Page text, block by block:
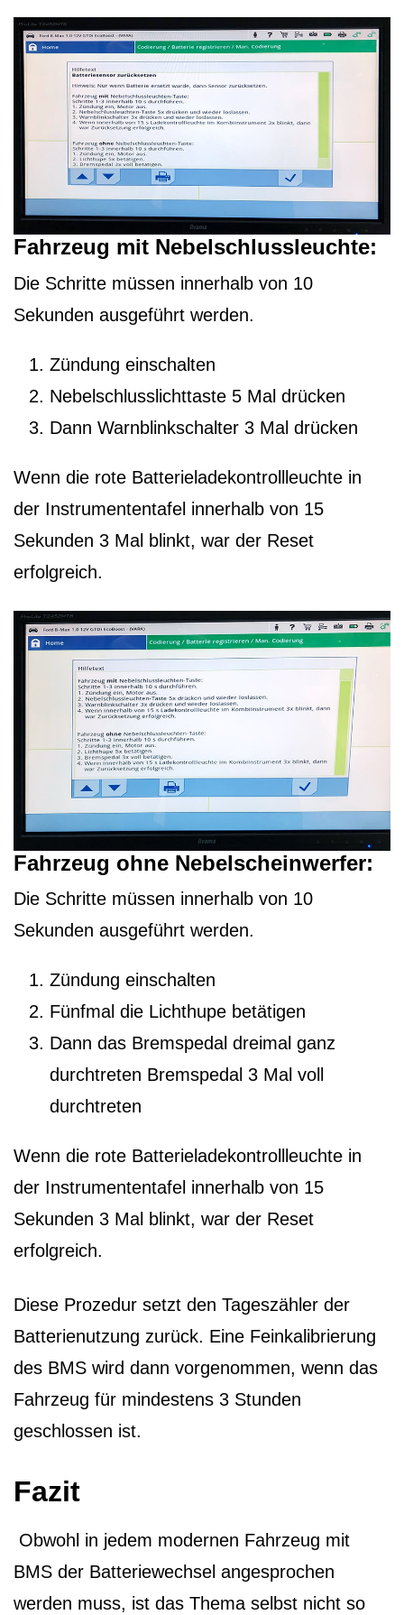
Fahrzeug mit Nebelschlussleuchte:
Die Schritte müssen innerhalb von 10
Sekunden ausgeführt werden.
Zündung einschalten
Nebelschlusslichttaste 5 Mal drücken
Dann Warnblinkschalter 3 Mal drücken
Wenn die rote Batterieladekontrollleuchte in
der Instrumententafel innerhalb von 15
Sekunden 3 Mal blinkt, war der Reset
erfolgreich.
Fahrzeug ohne Nebelscheinwerfer:
Die Schritte müssen innerhalb von 10
Sekunden ausgeführt werden.
Zündung einschalten
Fünfmal die Lichthupe betätigen
Dann das Bremspedal dreimal ganz
durchtreten Bremspedal 3 Mal voll
durchtreten
Wenn die rote Batterieladekontrollleuchte in
der Instrumententafel innerhalb von 15
Sekunden 3 Mal blinkt, war der Reset
erfolgreich.
Diese Prozedur setzt den Tageszähler der
Batterienutzung zurück. Eine Feinkalibrierung
des BMS wird dann vorgenommen, wenn das
Fahrzeug für mindestens 3 Stunden
geschlossen ist.
Fazit
Obwohl in jedem modernen Fahrzeug mit
BMS der Batteriewechsel angesprochen
werden muss, ist das Thema selbst nicht so